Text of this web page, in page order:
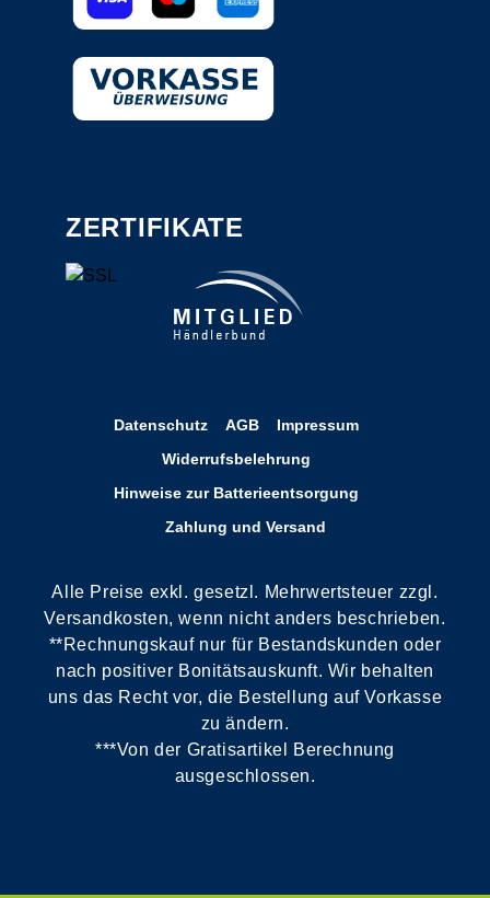
ZERTIFIKATE
Datenschutz AGB
Impressum
Widerrufsbelehrung
Hinweise zur Batterieentsorgung
Zahlung und Versand
Alle Preise exkl. gesetzl. Mehrwertsteuer zzgl.
Versandkosten, wenn nicht anders beschrieben.
**Rechnungskauf nur für Bestandskunden oder
nach positiver Bonitätsauskunft. Wir behalten
uns das Recht vor, die Bestellung auf Vorkasse
zu ändern.
***Von der Gratisartikel Berechnung
ausgeschlossen.